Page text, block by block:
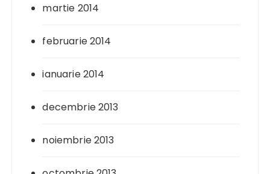
martie 2014
februarie 2014
ianuarie 2014
decembrie 2013
noiembrie 2013